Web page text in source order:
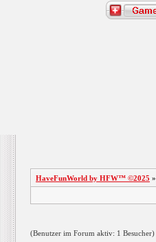
HaveFunWorld by HFW™ ©2025 »
(Benutzer im Forum aktiv: 1 Besucher)